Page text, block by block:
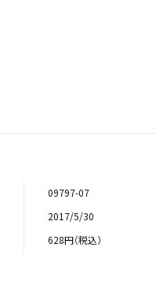
09797-07
2017/5/30
628円（税込）